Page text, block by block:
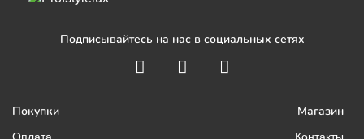
Подписывайтесь на нас в социальных сетях
Покупки Магазин